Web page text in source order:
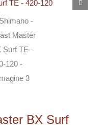
BX Surf